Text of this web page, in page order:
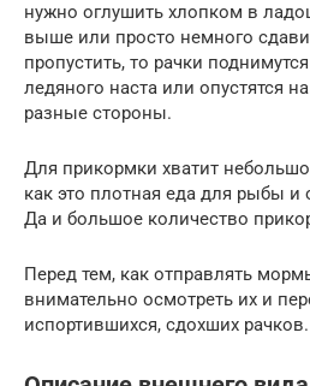
нужно оглушить хлопком в
выше или просто немного
пропустить, то рачки
ледяного наста или опустятся
разные стороны.
Для прикормки хватит
как это плотная еда для рыбы и
Да и большое количество
Перед тем, как отправлять
внимательно осмотреть их и
испортившихся, сдохших рачков.